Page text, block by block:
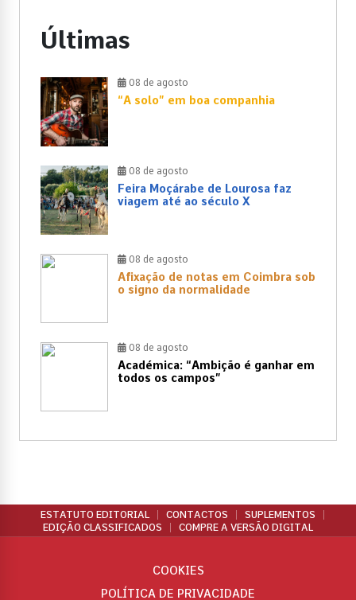
Últimas
08 de agosto
“A solo” em boa companhia
08 de agosto
Feira Moçárabe de Lourosa faz
viagem até ao século X
08 de agosto
Afixação de notas em Coimbra sob
o signo da normalidade
08 de agosto
Académica: “Ambição é ganhar em
todos os campos”
ESTATUTO EDITORIAL CONTACTOS
SUPLEMENTOS
EDIÇÃO CLASSIFICADOS
COMPRE A VERSÃO DIGITAL
COOKIES
POLÍTICA DE PRIVACIDADE